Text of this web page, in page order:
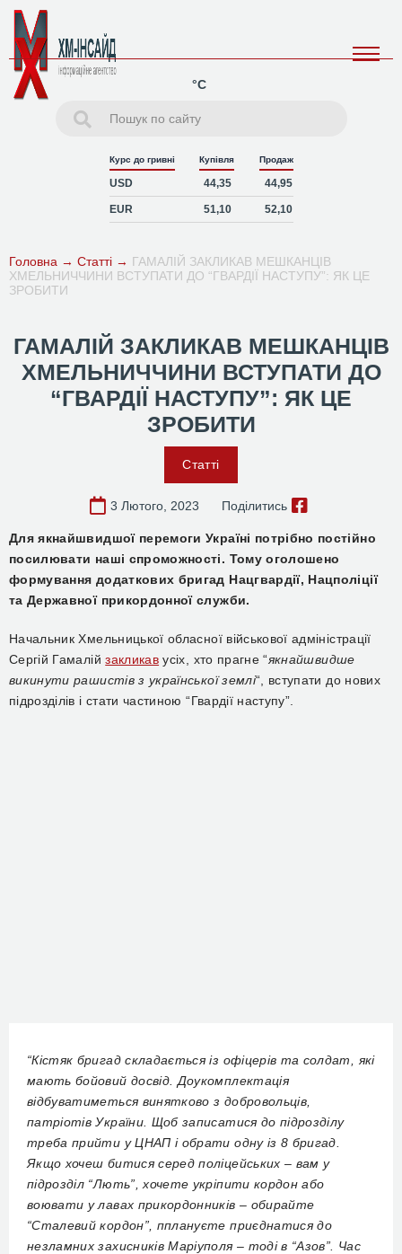
°C
Курс до гривні Купівля Продаж
USD 44,35 44,95
EUR 51,10 52,10
Головна → Статті → ГАМАЛІЙ ЗАКЛИКАВ МЕШКАНЦІВ
ХМЕЛЬНИЧЧИНИ ВСТУПАТИ ДО “ГВАРДІЇ НАСТУПУ”: ЯК ЦЕ
ЗРОБИТИ
ГАМАЛІЙ ЗАКЛИКАВ МЕШКАНЦІВ
ХМЕЛЬНИЧЧИНИ ВСТУПАТИ ДО
“ГВАРДІЇ НАСТУПУ”: ЯК ЦЕ
ЗРОБИТИ
Статті
3 Лютого, 2023 Поділитись
Для якнайшвидшої перемоги Україні потрібно постійно
посилювати наші спроможності. Тому оголошено
формування додаткових бригад Нацгвардії, Нацполіції
та Державної прикордонної служби.
Начальник Хмельницької обласної військової адміністрації
Сергій Гамалійзакликав усіх, хто прагне “якнайшвидше
викинути рашистів з української землі“, вступати до нових
підрозділів і стати частиною “Гвардії наступу”.
“Кістяк бригад складається із офіцерів та солдат, які
мають бойовий досвід. Доукомплектація
відбуватиметься винятково з добровольців,
патріотів України. Щоб записатися до підрозділу
треба прийти у ЦНАП і обрати одну із 8 бригад.
Якщо хочеш битися серед поліцейських – вам у
підрозділ “Лють”, хочете укріпити кордон або
воювати у лавах прикордонників – обирайте
“Сталевий кордон”, пплануєте приєднатися до
незламних захисників Маріуполя – тоді в “Азов”. Час